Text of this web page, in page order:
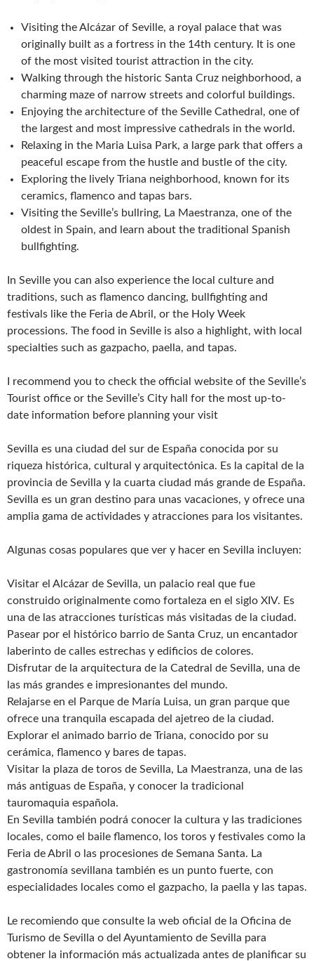
Visiting the Alcázar of Seville, a royal palace that was
originally built as a fortress in the 14th century. It is one
of the most visited tourist attraction in the city.
Walking through the historic Santa Cruz neighborhood, a
charming maze of narrow streets and colorful buildings.
Enjoying the architecture of the Seville Cathedral, one of
the largest and most impressive cathedrals in the world.
Relaxing in the Maria Luisa Park, a large park that offers a
peaceful escape from the hustle and bustle of the city.
Exploring the lively Triana neighborhood, known for its
ceramics, flamenco and tapas bars.
Visiting the Seville’s bullring, La Maestranza, one of the
oldest in Spain, and learn about the traditional Spanish
bullfighting.
In Seville you can also experience the local culture and
traditions, such as flamenco dancing, bullfighting and
festivals like the Feria de Abril, or the Holy Week
processions. The food in Seville is also a highlight, with local
specialties such as gazpacho, paella, and tapas.
I recommend you to check the official website of the Seville’s
Tourist office or the Seville’s City hall for the most up-to-
date information before planning your visit
Sevilla es una ciudad del sur de España conocida por su
riqueza histórica, cultural y arquitectónica. Es la capital de la
provincia de Sevilla y la cuarta ciudad más grande de España.
Sevilla es un gran destino para unas vacaciones, y ofrece una
amplia gama de actividades y atracciones para los visitantes.
Algunas cosas populares que ver y hacer en Sevilla incluyen:
Visitar el Alcázar de Sevilla, un palacio real que fue
construido originalmente como fortaleza en el siglo XIV. Es
una de las atracciones turísticas más visitadas de la ciudad.
Pasear por el histórico barrio de Santa Cruz, un encantador
laberinto de calles estrechas y edificios de colores.
Disfrutar de la arquitectura de la Catedral de Sevilla, una de
las más grandes e impresionantes del mundo.
Relajarse en el Parque de María Luisa, un gran parque que
ofrece una tranquila escapada del ajetreo de la ciudad.
Explorar el animado barrio de Triana, conocido por su
cerámica, flamenco y bares de tapas.
Visitar la plaza de toros de Sevilla, La Maestranza, una de las
más antiguas de España, y conocer la tradicional
tauromaquia española.
En Sevilla también podrá conocer la cultura y las tradiciones
locales, como el baile flamenco, los toros y festivales como la
Feria de Abril o las procesiones de Semana Santa. La
gastronomía sevillana también es un punto fuerte, con
especialidades locales como el gazpacho, la paella y las tapas.
Le recomiendo que consulte la web oficial de la Oficina de
Turismo de Sevilla o del Ayuntamiento de Sevilla para
obtener la información más actualizada antes de planificar su